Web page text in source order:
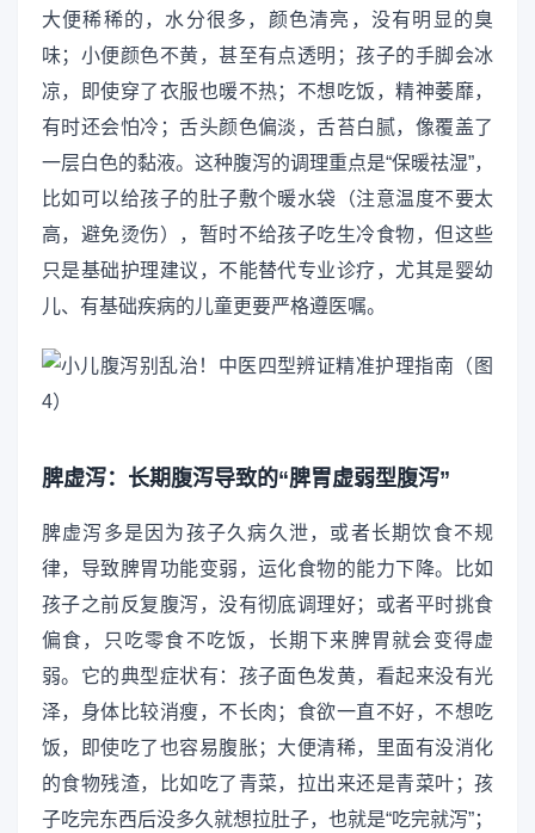
大便稀稀的，水分很多，颜色清亮，没有明显的臭
味；小便颜色不黄，甚至有点透明；孩子的手脚会冰
凉，即使穿了衣服也暖不热；不想吃饭，精神萎靡，
有时还会怕冷；舌头颜色偏淡，舌苔白腻，像覆盖了
一层白色的黏液。这种腹泻的调理重点是“保暖祛湿”，
比如可以给孩子的肚子敷个暖水袋（注意温度不要太
高，避免烫伤），暂时不给孩子吃生冷食物，但这些
只是基础护理建议，不能替代专业诊疗，尤其是婴幼
儿、有基础疾病的儿童更要严格遵医嘱。
脾虚泻：长期腹泻导致的“脾胃虚弱型腹泻”
脾虚泻多是因为孩子久病久泄，或者长期饮食不规
律，导致脾胃功能变弱，运化食物的能力下降。比如
孩子之前反复腹泻，没有彻底调理好；或者平时挑食
偏食，只吃零食不吃饭，长期下来脾胃就会变得虚
弱。它的典型症状有：孩子面色发黄，看起来没有光
泽，身体比较消瘦，不长肉；食欲一直不好，不想吃
饭，即使吃了也容易腹胀；大便清稀，里面有没消化
的食物残渣，比如吃了青菜，拉出来还是青菜叶；孩
子吃完东西后没多久就想拉肚子，也就是“吃完就泻”；